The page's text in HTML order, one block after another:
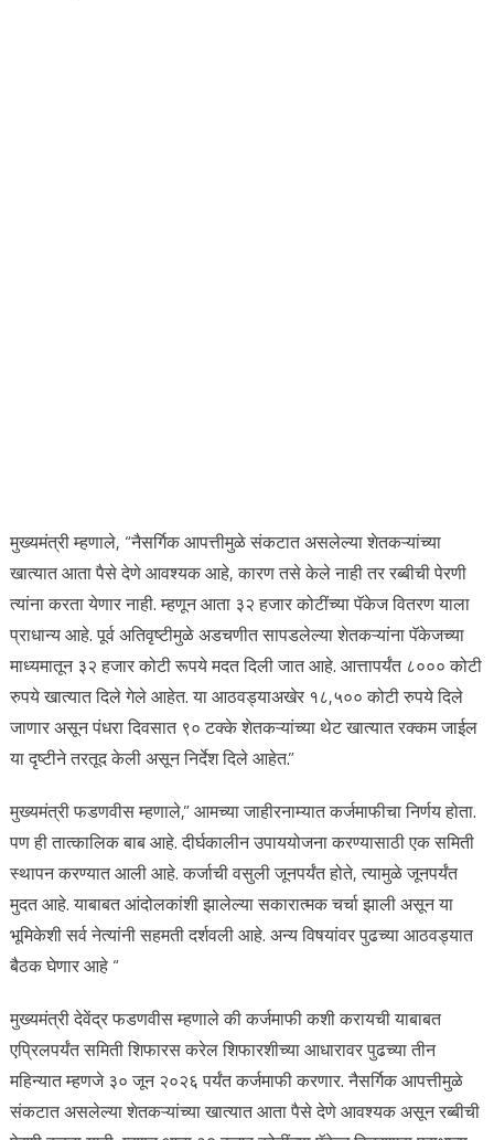
मुख्यमंत्री म्हणाले, “नैसर्गिक आपत्तीमुळे संकटात असलेल्या शेतकऱ्यांच्या
खात्यात आता पैसे देणे आवश्यक आहे, कारण तसे केले नाही तर रब्बीची पेरणी
त्यांना करता येणार नाही. म्हणून आता ३२ हजार कोटींच्या पॅकेज वितरण याला
प्राधान्य आहे. पूर्व अतिवृष्टीमुळे अडचणीत सापडलेल्या शेतकऱ्यांना पॅकेजच्या
माध्यमातून ३२ हजार कोटी रूपये मदत दिली जात आहे. आत्तापर्यंत ८००० कोटी
रुपये खात्यात दिले गेले आहेत. या आठवड्याअखेर १८,५०० कोटी रुपये दिले
जाणार असून पंधरा दिवसात ९० टक्के शेतकऱ्यांच्या थेट खात्यात रक्कम जाईल
या दृष्टीने तरतूद केली असून निर्देश दिले आहेत.”
मुख्यमंत्री फडणवीस म्हणाले,” आमच्या जाहीरनाम्यात कर्जमाफीचा निर्णय होता.
पण ही तात्कालिक बाब आहे. दीर्घकालीन उपाययोजना करण्यासाठी एक समिती
स्थापन करण्यात आली आहे. कर्जाची वसुली जूनपर्यंत होते, त्यामुळे जूनपर्यंत
मुदत आहे. याबाबत आंदोलकांशी झालेल्या सकारात्मक चर्चा झाली असून या
भूमिकेशी सर्व नेत्यांनी सहमती दर्शवली आहे. अन्य विषयांवर पुढच्या आठवड्यात
बैठक घेणार आहे “
मुख्यमंत्री देवेंद्र फडणवीस म्हणाले की कर्जमाफी कशी करायची याबाबत
एप्रिलपर्यंत समिती शिफारस करेल शिफारशीच्या आधारावर पुढच्या तीन
महिन्यात म्हणजे ३० जून २०२६ पर्यंत कर्जमाफी करणार. नैसर्गिक आपत्तीमुळे
संकटात असलेल्या शेतकऱ्यांच्या खात्यात आता पैसे देणे आवश्यक असून रब्बीची